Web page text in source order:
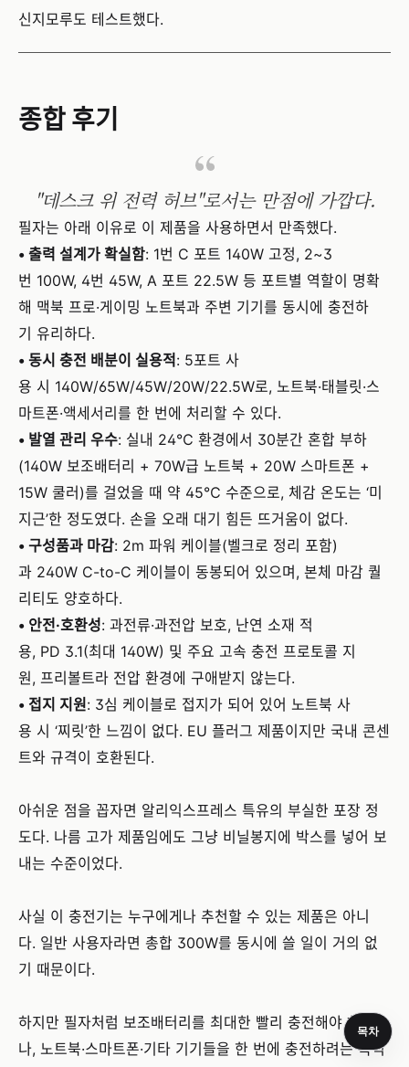
신지모루도 테스트했다.
종합 후기
"데스크 위 전력 허브"로서는 만점에 가깝다.
필자는 아래 이유로 이 제품을 사용하면서 만족했다.
• 출력 설계가 확실함: 1번 C 포트 140W 고정, 2~3
번 100W, 4번 45W, A 포트 22.5W 등 포트별 역할이 명확
해 맥북 프로·게이밍 노트북과 주변 기기를 동시에 충전하
기 유리하다.
• 동시 충전 배분이 실용적: 5포트 사
용 시 140W/65W/45W/20W/22.5W로, 노트북·태블릿·스
마트폰·액세서리를 한 번에 처리할 수 있다.
• 발열 관리 우수: 실내 24℃ 환경에서 30분간 혼합 부하
(140W 보조배터리 + 70W급 노트북 + 20W 스마트폰 +
15W 쿨러)를 걸었을 때 약 45℃ 수준으로, 체감 온도는 ‘미
지근’한 정도였다. 손을 오래 대기 힘든 뜨거움이 없다.
• 구성품과 마감: 2m 파워 케이블(벨크로 정리 포함)
과 240W C-to-C 케이블이 동봉되어 있으며, 본체 마감 퀄
리티도 양호하다.
• 안전·호환성: 과전류·과전압 보호, 난연 소재 적
용, PD 3.1(최대 140W) 및 주요 고속 충전 프로토콜 지
원, 프리볼트라 전압 환경에 구애받지 않는다.
• 접지 지원: 3심 케이블로 접지가 되어 있어 노트북 사
용 시 ‘찌릿’한 느낌이 없다. EU 플러그 제품이지만 국내 콘센
트와 규격이 호환된다.
아쉬운 점을 꼽자면 알리익스프레스 특유의 부실한 포장 정
도다. 나름 고가 제품임에도 그냥 비닐봉지에 박스를 넣어 보
내는 수준이었다.
사실 이 충전기는 누구에게나 추천할 수 있는 제품은 아니
다. 일반 사용자라면 총합 300W를 동시에 쓸 일이 거의 없
기 때문이다.
하지만 필자처럼 보조배터리를 최대한 빨리 충전해야 하거
나, 노트북·스마트폰·기타 기기들을 한 번에 충전하려는 목적
목차